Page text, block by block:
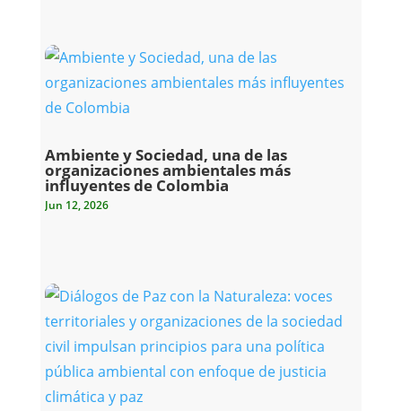
Ambiente y Sociedad, una de las
organizaciones ambientales más
influyentes de Colombia
Jun 12, 2026